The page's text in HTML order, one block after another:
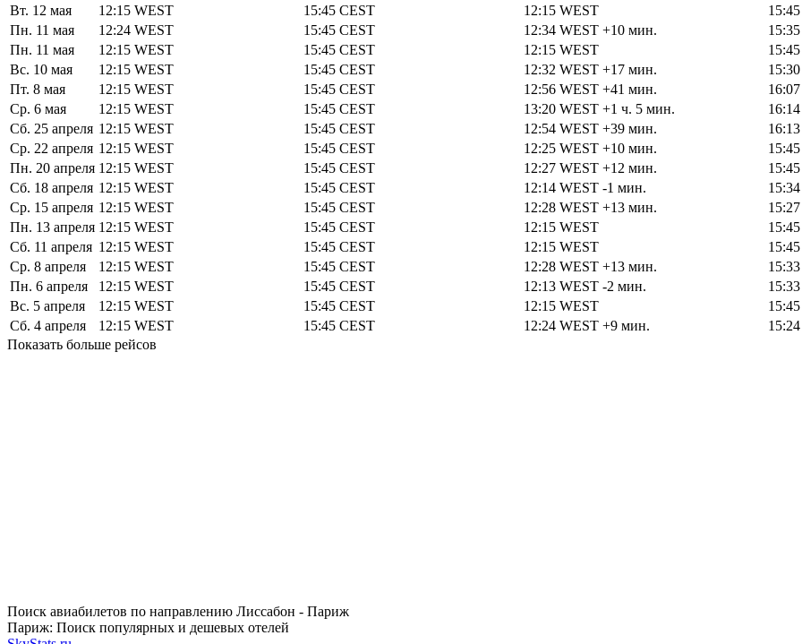
Вт. 12 мая
12:15 WEST 15:45 CEST 12:15 WEST
Пн. 11 мая
12:24 WEST 15:45 CEST 12:34 WEST +10 мин.
Пн. 11 мая
12:15 WEST 15:45 CEST 12:15 WEST
Вс. 10 мая
12:15 WEST 15:45 CEST 12:32 WEST +17 мин.
Пт. 8 мая
12:15 WEST 15:45 CEST 12:56 WEST +41 мин.
Ср. 6 мая
12:15 WEST 15:45 CEST 13:20 WEST +1 ч. 5 мин.
Сб. 25 апреля 12:15 WEST 15:45 CEST 12:54 WEST +39 мин.
Ср. 22 апреля 12:15 WEST 15:45 CEST 12:25 WEST +10 мин.
Пн. 20 апреля 12:15 WEST 15:45 CEST 12:27 WEST +12 мин.
Сб. 18 апреля 12:15 WEST 15:45 CEST 12:14 WEST -1 мин.
Ср. 15 апреля 12:15 WEST 15:45 CEST 12:28 WEST +13 мин.
Пн. 13 апреля 12:15 WEST 15:45 CEST 12:15 WEST
Сб. 11 апреля 12:15 WEST 15:45 CEST 12:15 WEST
Ср. 8 апреля
12:15 WEST 15:45 CEST 12:28 WEST +13 мин.
Пн. 6 апреля
12:15 WEST 15:45 CEST 12:13 WEST -2 мин.
Вс. 5 апреля
12:15 WEST 15:45 CEST 12:15 WEST
Сб. 4 апреля
12:15 WEST 15:45 CEST 12:24 WEST +9 мин.
Показать больше рейсов
Поиск авиабилетов по направлению Лиссабон - Париж
Париж: Поиск популярных и дешевых отелей